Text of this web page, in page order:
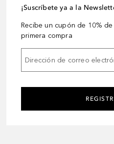
¡Suscríbete ya a la
Recibe un cupón de 10%
primera compra
Dirección de correo